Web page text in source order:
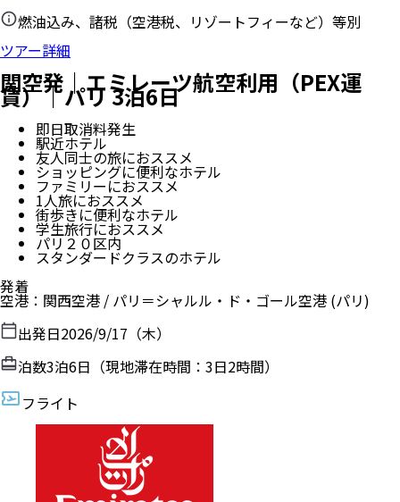
燃油込み、諸税（空港税、リゾートフィーなど）等別
ツアー詳細
関空発｜エミレーツ航空利用（PEX運
賃）｜パリ 3泊6日
即日取消料発生
駅近ホテル
友人同士の旅におススメ
ショッピングに便利なホテル
ファミリーにおススメ
1人旅におススメ
街歩きに便利なホテル
学生旅行におススメ
パリ２０区内
スタンダードクラスのホテル
発着
空港 ： 関西空港 / パリ＝シャルル・ド・ゴール空港 (パリ)
出発日2026/9/17（木）
泊数3泊6日（現地滞在時間： 3日2時間）
フライト